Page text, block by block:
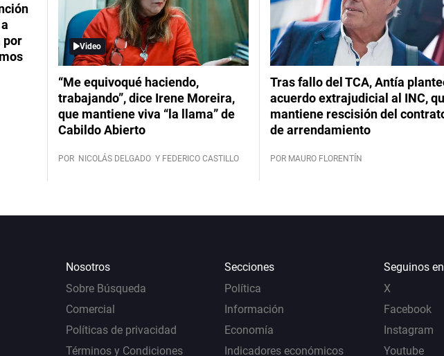
por
Video
“Me equivoqué haciendo,
trabajando”, dice Irene Moreira,
que mantiene viva “la llama” de
Cabildo Abierto
POR NICOLÁS DELGADO Y FEDERICO CASTILLO
Tras fallo del TCA, Antía
acuerdo extrajudicial al INC,
mantiene rescisión del
de arrendamiento
POR MAURO FLORENTÍN
Nosotros
Sobre Búsqueda
Comercial
Políticas de privacidad
Términos y Condiciones
Secciones
Política
Información
Economía
Indicadores económicos
Seguinos
X
Facebook
Instagram
Youtube